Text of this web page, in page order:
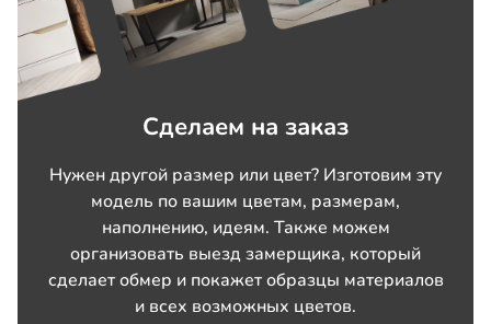
Сделаем на заказ
Нужен другой размер или цвет? Изготовим эту
модель по вашим цветам, размерам,
наполнению, идеям. Также можем
организовать выезд замерщика, который
сделает обмер и покажет образцы материалов
и всех возможных цветов.